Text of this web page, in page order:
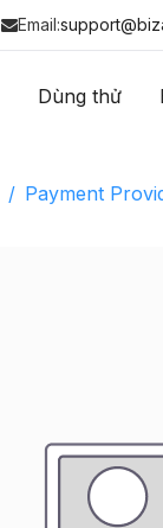
Email:
Dùng thử
Payment